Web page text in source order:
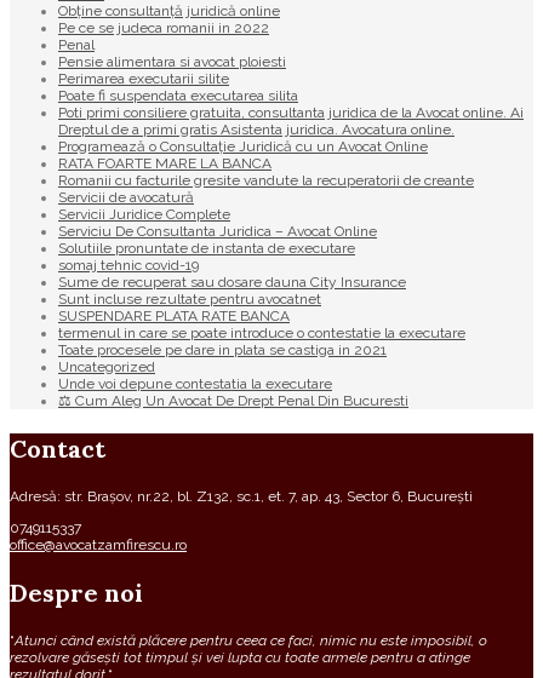
Obține consultanță juridică online
Pe ce se judeca romanii in 2022
Penal
Pensie alimentara si avocat ploiesti
Perimarea executarii silite
Poate fi suspendata executarea silita
Poti primi consiliere gratuita, consultanta juridica de la Avocat online. Ai
Dreptul de a primi gratis Asistenta juridica. Avocatura online.
Programează o Consultație Juridică cu un Avocat Online
RATA FOARTE MARE LA BANCA
Romanii cu facturile gresite vandute la recuperatorii de creante
Servicii de avocatură
Servicii Juridice Complete
Serviciu De Consultanta Juridica – Avocat Online
Solutiile pronuntate de instanta de executare
somaj tehnic covid-19
Sume de recuperat sau dosare dauna City Insurance
Sunt incluse rezultate pentru avocatnet
SUSPENDARE PLATA RATE BANCA
termenul in care se poate introduce o contestatie la executare
Toate procesele pe dare in plata se castiga in 2021
Uncategorized
Unde voi depune contestatia la executare
⚖ Cum Aleg Un Avocat De Drept Penal Din Bucuresti
Contact
Adresă: str. Brașov, nr.22, bl. Z132, sc.1, et. 7, ap. 43, Sector 6, București
0749115337
office@avocatzamfirescu.ro
Despre noi
“Atunci când există plăcere pentru ceea ce faci, nimic nu este imposibil, o
rezolvare găsești tot timpul și vei lupta cu toate armele pentru a atinge